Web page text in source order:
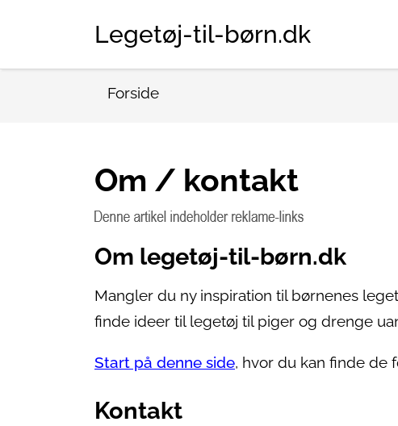
Legetøj-til-børn.dk
Forside
Om / kontakt
Om legetøj-til-børn.dk
Mangler du ny inspiration til børnenes
finde ideer til legetøj til piger og drenge
Start på denne side, hvor du kan finde de
Kontakt